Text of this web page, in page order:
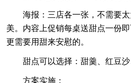
海报：三店各一张，不需要
美。内容上促销每桌送甜点一份
更需要用甜来安慰的。
甜点可以选择：甜羹、红豆
方案实施：